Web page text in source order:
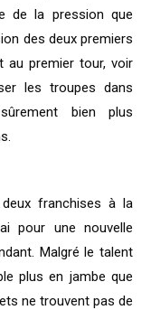
de la pression que
des deux premiers
au premier tour, voir
les troupes dans
bien plus
deux franchises à la
pour une nouvelle
Malgré le talent
plus en jambe que
ne trouvent pas de